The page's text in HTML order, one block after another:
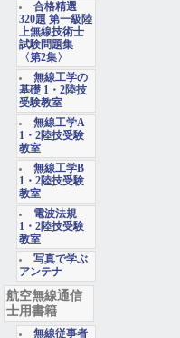
合格精選
320題 第一級陸
上無線技術士
試験問題集
〈第2集〉
無線工学の
基礎 1・2陸技
受験教室
無線工学A
1・2陸技受験
教室
無線工学B
1・2陸技受験
教室
電波法規
1・2陸技受験
教室
写真で学ぶ
アンテナ
航空無線通信
士用書籍
無線従事者